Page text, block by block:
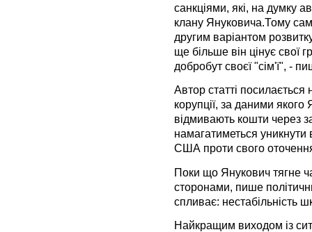
санкціями, які, на думку
клану Януковича.Тому
другим варіантом
ще більше він цінує свої
добробут своєї "сім'ї", -
Автор статті посилається
корупції, за даними якого
відмивають кошти через
намагатиметься
США проти свого
Поки що Янукович тягне
сторонами, пише
спливає: нестабільність
Найкращим виходом із